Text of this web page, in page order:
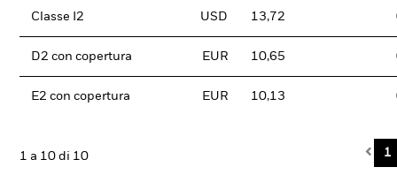
Classe I2 USD 13,72
D2 con copertura EUR 10,65
E2 con copertura EUR 10,13
1 a 10 di 10 1